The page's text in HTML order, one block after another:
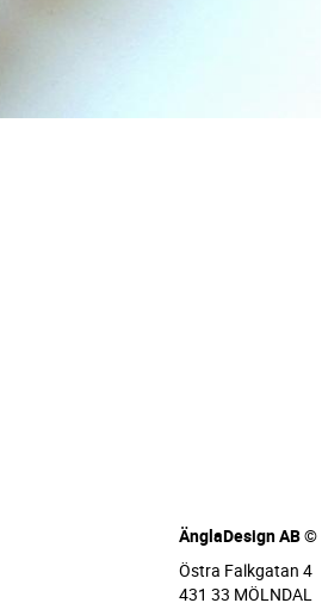
ÄnglaDesign AB ©
Östra Falkgatan 4
431 33 MÖLNDAL